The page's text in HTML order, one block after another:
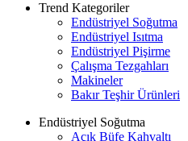
Trend Kategoriler
Endüstriyel Soğutma
Endüstriyel Isıtma
Endüstriyel Pişirme
Çalışma Tezgahları
Makineler
Bakır Teşhir Ürünleri
Endüstriyel Soğutma
Açık Büfe Kahvaltı